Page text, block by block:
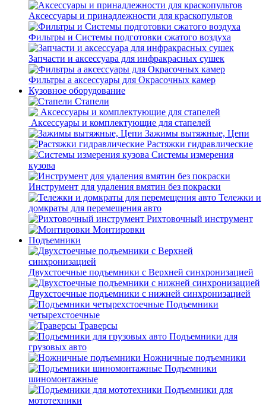
Аксессуары и принадлежности для краскопультов
Фильтры и Системы подготовки сжатого воздуха
Запчасти и аксессуара для инфракрасных сушек
Фильтры а аксессуары для Окрасочных камер
Кузовное оборудование
Стапели
Аксессуары и комплектующие для стапелей
Зажимы вытяжные, Цепи
Растяжки гидравлические
Системы измерения
кузова
Инструмент для удаления вмятин без покраски
Тележки и
домкраты для перемещения авто
Рихтовочный инструмент
Монтировки
Подъемники
Двухстоечные подъемники с Верхней синхронизацией
Двухстоечные подъемники с нижней синхронизацией
Подъемники
четырехстоечные
Траверсы
Подъемники для
грузовых авто
Ножничные подъемники
Подъемники
шиномонтажные
Подъемники для
мототехники